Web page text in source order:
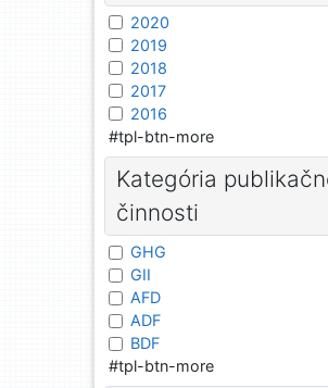
2020
2019
2018
2017
2016
#tpl-btn-more
Kategória
činnosti
GHG
GII
AFD
ADF
BDF
#tpl-btn-more